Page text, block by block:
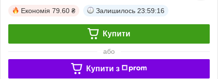
Економія 79.60 ₴ Залишилось 23:59:16
Купити
або
Купити з